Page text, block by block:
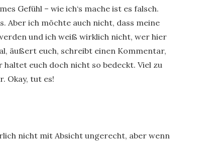
Gefühl – wie ich‘s mache ist es falsch.
Aber ich möchte auch nicht, dass meine
und ich weiß wirklich nicht, wer hier
äußert euch, schreibt einen Kommentar,
euch doch nicht so bedeckt. Viel zu
Okay, tut es!
nicht mit Absicht ungerecht, aber wenn